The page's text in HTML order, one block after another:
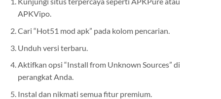
APKVipo.
Cari “Hot51 mod apk” pada kolom pencarian.
Unduh versi terbaru.
Aktifkan opsi “Install from Unknown Sources” di
perangkat Anda.
Instal dan nikmati semua fitur premium.